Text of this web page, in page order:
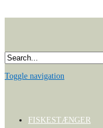
content
Toggle navigation
FISKESTÆNGER